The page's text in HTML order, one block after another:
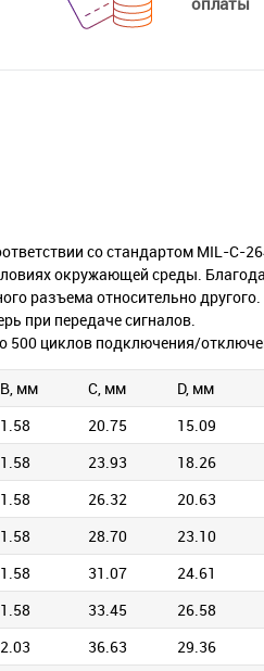
со стандартом MIL-
окружающей среды.
разъема относительно
при передаче сигналов.
500 циклов подключения/
B, мм C, мм D, мм
1.58 20.75 15.09
1.58 23.93 18.26
1.58 26.32 20.63
1.58 28.70 23.10
1.58 31.07 24.61
1.58 33.45 26.58
2.03 36.63 29.36